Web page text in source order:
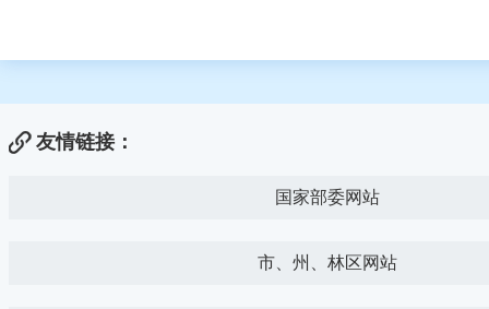
友情链接：
国家部委网站
市、州、林区网站